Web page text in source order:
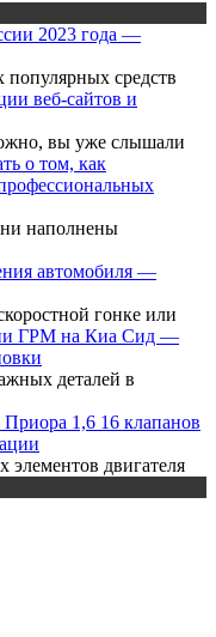
2023 года —
средств
веб-сайтов и
вы уже слышали
о том, как
наполнены
автомобиля —
гонке или
ГРМ на Киа Сид —
деталей в
1,6 16 клапанов
двигателя